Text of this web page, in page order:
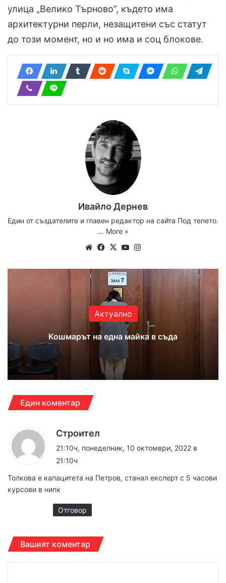
улица „Велико Търново”, където има
архитектурни перли, незащитени със статут
до този момент, но и но има и соц блокове.
Ивайло Дернев
Един от създателите и главен редактор на сайта Под тепето.
… More »
WebsiteFacebook
X YouTube
Актуално
Кошмарът на една майка в съда
Един коментар
Строител
:
21:10ч, понеделник, 10 октомври, 2022 в
21:10ч
Толкова е капацитета на Петров, станал експерт с 5 часови
курсови в нипк
Отговор
Вашият коментар